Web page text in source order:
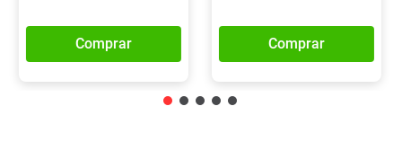
Comprar Comprar